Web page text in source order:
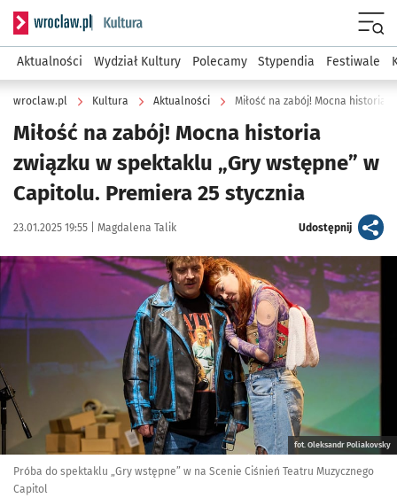
Serwis informacyjny wroclaw.pl podserwis: Kultura
Aktualności Wydział Kultury Polecamy Stypendia Festiwale
wroclaw.pl Kultura Aktualności
Miłość na zabój! Mocna historia
związku w spektaklu „Gry wstępne” w
Capitolu. Premiera 25 stycznia
Data publikacji:
23.01.2025 19:55 | Autor:
Magdalena Talik Udostępnijartykuł
Kliknij, aby zobaczyć galerię
fot. Oleksandr Poliakovsky
Próba do spektaklu „Gry wstępne” w na Scenie Ciśnień Teatru Muzycznego
Capitol